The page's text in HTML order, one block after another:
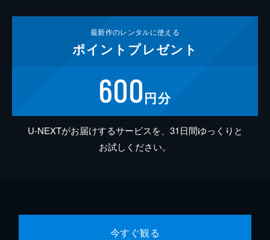
最新作のレンタルに使える
ポイント プレゼント
600円分
U-NEXTがお届けするサービスを、31日間ゆっくりと
お試しください。
今すぐ観る